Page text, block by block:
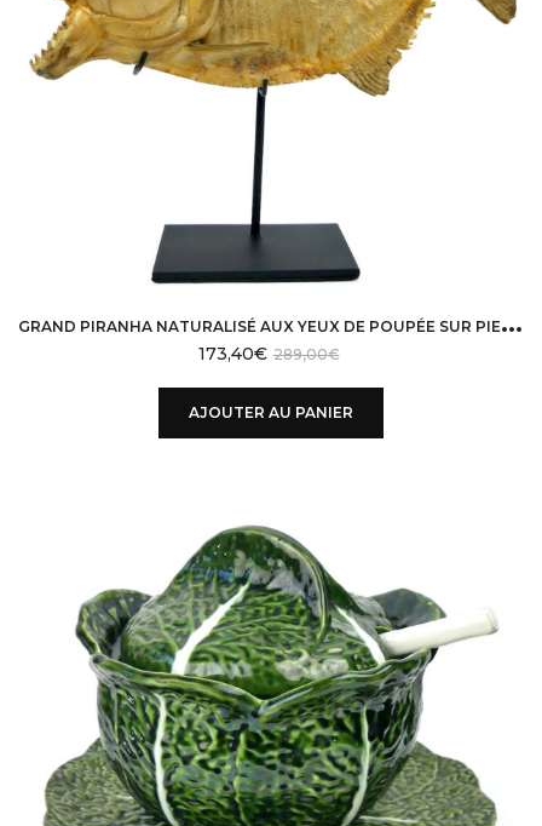
G
RAND PIRANHA NATURALISÉ AUX YEUX DE POUPÉE SUR PIED SERRASALMINAE
289,00€
173,40€
AJOUTER AU PANIER